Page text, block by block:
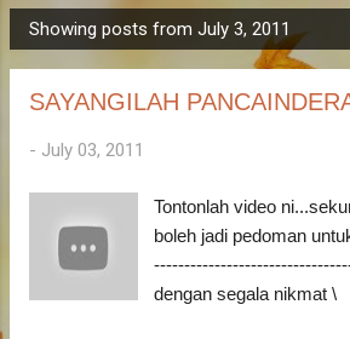
P
o
Showing posts from July 3, 2011
SAYANGILAH
- July 03, 2011
Tontonlah video
boleh jadi pedoman
dengan segala nikmat \